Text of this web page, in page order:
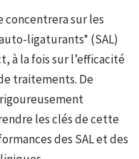
concentrera sur les
ligaturants* (SAL)
à la fois sur l’efficacité
traitements. De
les clés de cette
des SAL et des